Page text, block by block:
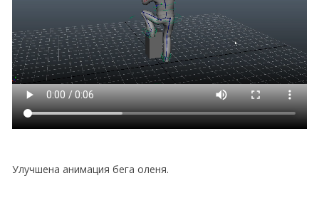
Улучшена анимация бега оленя.